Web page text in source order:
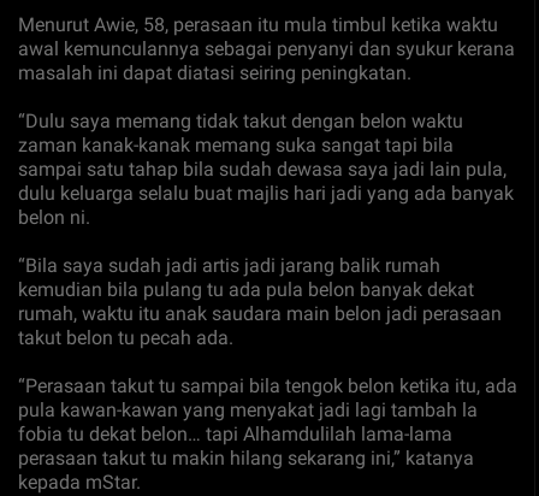
Menurut Awie, 58, perasaan itu mula timbul ketika waktu
awal kemunculannya sebagai penyanyi dan syukur kerana
masalah ini dapat diatasi seiring peningkatan.
“Dulu saya memang tidak takut dengan belon waktu
zaman kanak-kanak memang suka sangat tapi bila
sampai satu tahap bila sudah dewasa saya jadi lain pula,
dulu keluarga selalu buat majlis hari jadi yang ada banyak
belon ni.
“Bila saya sudah jadi artis jadi jarang balik rumah
kemudian bila pulang tu ada pula belon banyak dekat
rumah, waktu itu anak saudara main belon jadi perasaan
takut belon tu pecah ada.
“Perasaan takut tu sampai bila tengok belon ketika itu, ada
pula kawan-kawan yang menyakat jadi lagi tambah la
fobia tu dekat belon… tapi Alhamdulilah lama-lama
perasaan takut tu makin hilang sekarang ini,” katanya
kepada mStar.